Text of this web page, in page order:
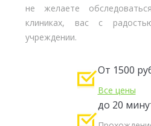
не желаете
клиниках, вас с
учреждении.
От 1500
Все цены
до 20